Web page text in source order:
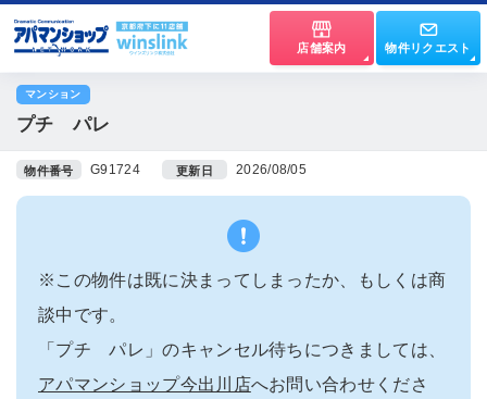
店舗案内 物件リクエスト
マンション
プチ パレ
物件番号 G91724 更新日 2026/08/05
※この物件は既に決まってしまったか、もしくは商
談中です。
「プチ パレ」のキャンセル待ちにつきましては、
アパマンショップ今出川店へお問い合わせくださ